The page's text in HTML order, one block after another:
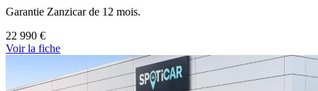
Garantie Zanzicar de 12 mois.
22 990 €
Voirla fiche